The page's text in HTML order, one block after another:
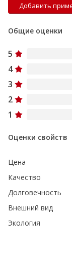
Добавить
Общие оценки
5
4
3
2
1
Оценки свойств
Цена
Качество
Долговечность
Внешний вид
Экология